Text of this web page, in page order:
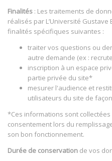
Finalités : Les traitements de
réalisés par L’Université
finalités spécifiques suivantes :
traiter vos questions ou
autre demande (ex :
inscription à un espace
partie privée du site*
mesurer l'audience et
utilisateurs du site de
*Ces informations sont
consentement lors du
son bon fonctionnement.
Durée de conservation de vos